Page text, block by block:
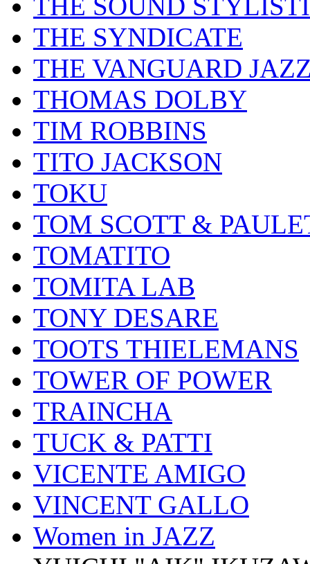
THE SOUND
THE SYNDICATE
THE VANGUARD
THOMAS DOLBY
TIM ROBBINS
TITO JACKSON
TOKU
TOM SCOTT &
TOMATITO
TOMITA LAB
TONY DESARE
TOOTS THIELEMANS
TOWER OF POWER
TRAINCHA
TUCK & PATTI
VICENTE AMIGO
VINCENT GALLO
Women in JAZZ